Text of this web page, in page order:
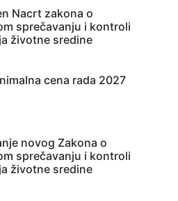
Nacrt zakona o
sprečavanju i kontroli
životne sredine
cena rada 2027
novog Zakona o
sprečavanju i kontroli
životne sredine